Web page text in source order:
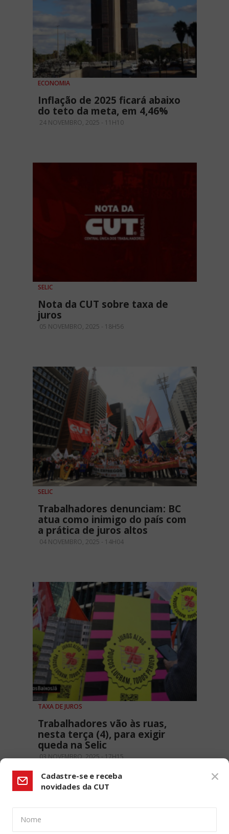
ECONOMIA
Inflação de 2025 ficará abaixo
do teto da meta, em 4,46%
24 NOVEMBRO, 2025 - 11H10
SELIC
Nota da CUT sobre taxa de
juros
05 NOVEMBRO, 2025 - 18H56
SELIC
Trabalhadores denunciam: BC
atua como inimigo do país com
a prática de juros altos
04 NOVEMBRO, 2025 - 14H04
TAXA DE JUROS
Trabalhadores vão às ruas,
nesta terça (4), para exigir
queda na Selic
03 NOVEMBRO, 2025 - 17H15
Cadastre-se e receba
novidades da CUT
Nome